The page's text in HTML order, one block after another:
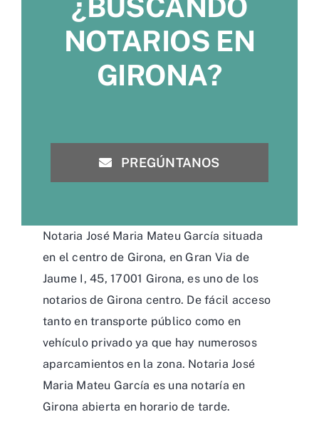
NOTARIOS EN
GIRONA?
PREGÚNTANOS
Notaria José Maria Mateu García situada
en el centro de Girona, en Gran Via de
Jaume I, 45, 17001 Girona, es uno de los
notarios de Girona centro. De fácil acceso
tanto en transporte público como en
vehículo privado ya que hay numerosos
aparcamientos en la zona. Notaria José
Maria Mateu García es una notaría en
Girona abierta en horario de tarde.